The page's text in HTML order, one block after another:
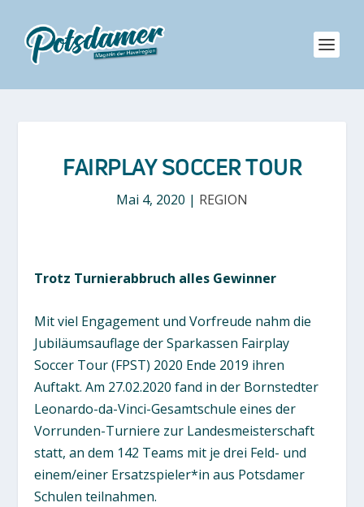
FAIRPLAY SOCCER TOUR
Mai 4, 2020 | REGION
Trotz Turnierabbruch alles Gewinner
Mit viel Engagement und Vorfreude nahm die
Jubiläumsauflage der Sparkassen Fairplay
Soccer Tour (FPST) 2020 Ende 2019 ihren
Auftakt. Am 27.02.2020 fand in der Bornstedter
Leonardo-da-Vinci-Gesamtschule eines der
Vorrunden-Turniere zur Landesmeisterschaft
statt, an dem 142 Teams mit je drei Feld- und
einem/einer Ersatzspieler*in aus Potsdamer
Schulen teilnahmen.